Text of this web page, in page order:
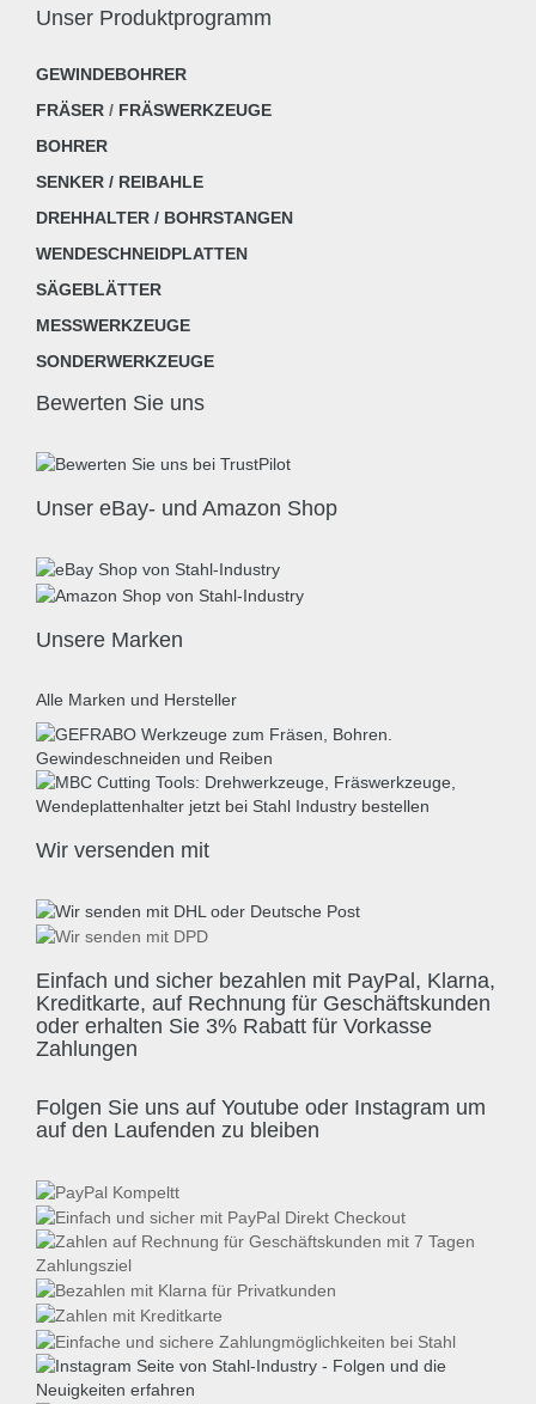
Unser Produktprogramm
GEWINDEBOHRER
FRÄSER / FRÄSWERKZEUGE
BOHRER
SENKER / REIBAHLE
DREHHALTER / BOHRSTANGEN
WENDESCHNEIDPLATTEN
SÄGEBLÄTTER
MESSWERKZEUGE
SONDERWERKZEUGE
Bewerten Sie uns
Unser eBay- und Amazon Shop
Unsere Marken
Alle Marken und Hersteller
Wir versenden mit
Einfach und sicher bezahlen mit PayPal, Klarna,
Kreditkarte, auf Rechnung für Geschäftskunden
oder erhalten Sie 3% Rabatt für Vorkasse
Zahlungen
Folgen Sie uns auf Youtube oder Instagram um
auf den Laufenden zu bleiben